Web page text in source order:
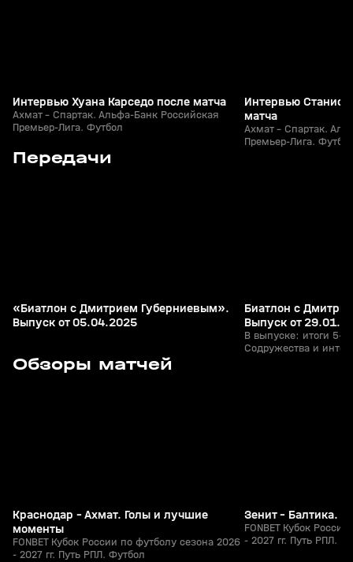
Интервью Хуана Карседо после матча
Ахмат - Спартак. Альфа-Банк Российская
Премьер-Лига. Футбол
Интервью
матча
Ахмат - Спартак.
Премьер-Лига.
Передачи
06 апр 2025, 14:57
«Биатлон с Дмитрием Губерниевым».
Выпуск от 05.04.2025
29 янв 2023, 14:52
Биатлон с
Выпуск от
В выпуске: итоги 5-
Содружества и
Обзоры матчей
05 авг, 23:40
Краснодар - Ахмат. Голы и лучшие
моменты
FONBET Кубок России по футболу сезона 2026
- 2027 гг. Путь РПЛ. Футбол
05 авг, 23:13
Зенит - Балтика.
FONBET Кубок
- 2027 гг. Путь РПЛ.